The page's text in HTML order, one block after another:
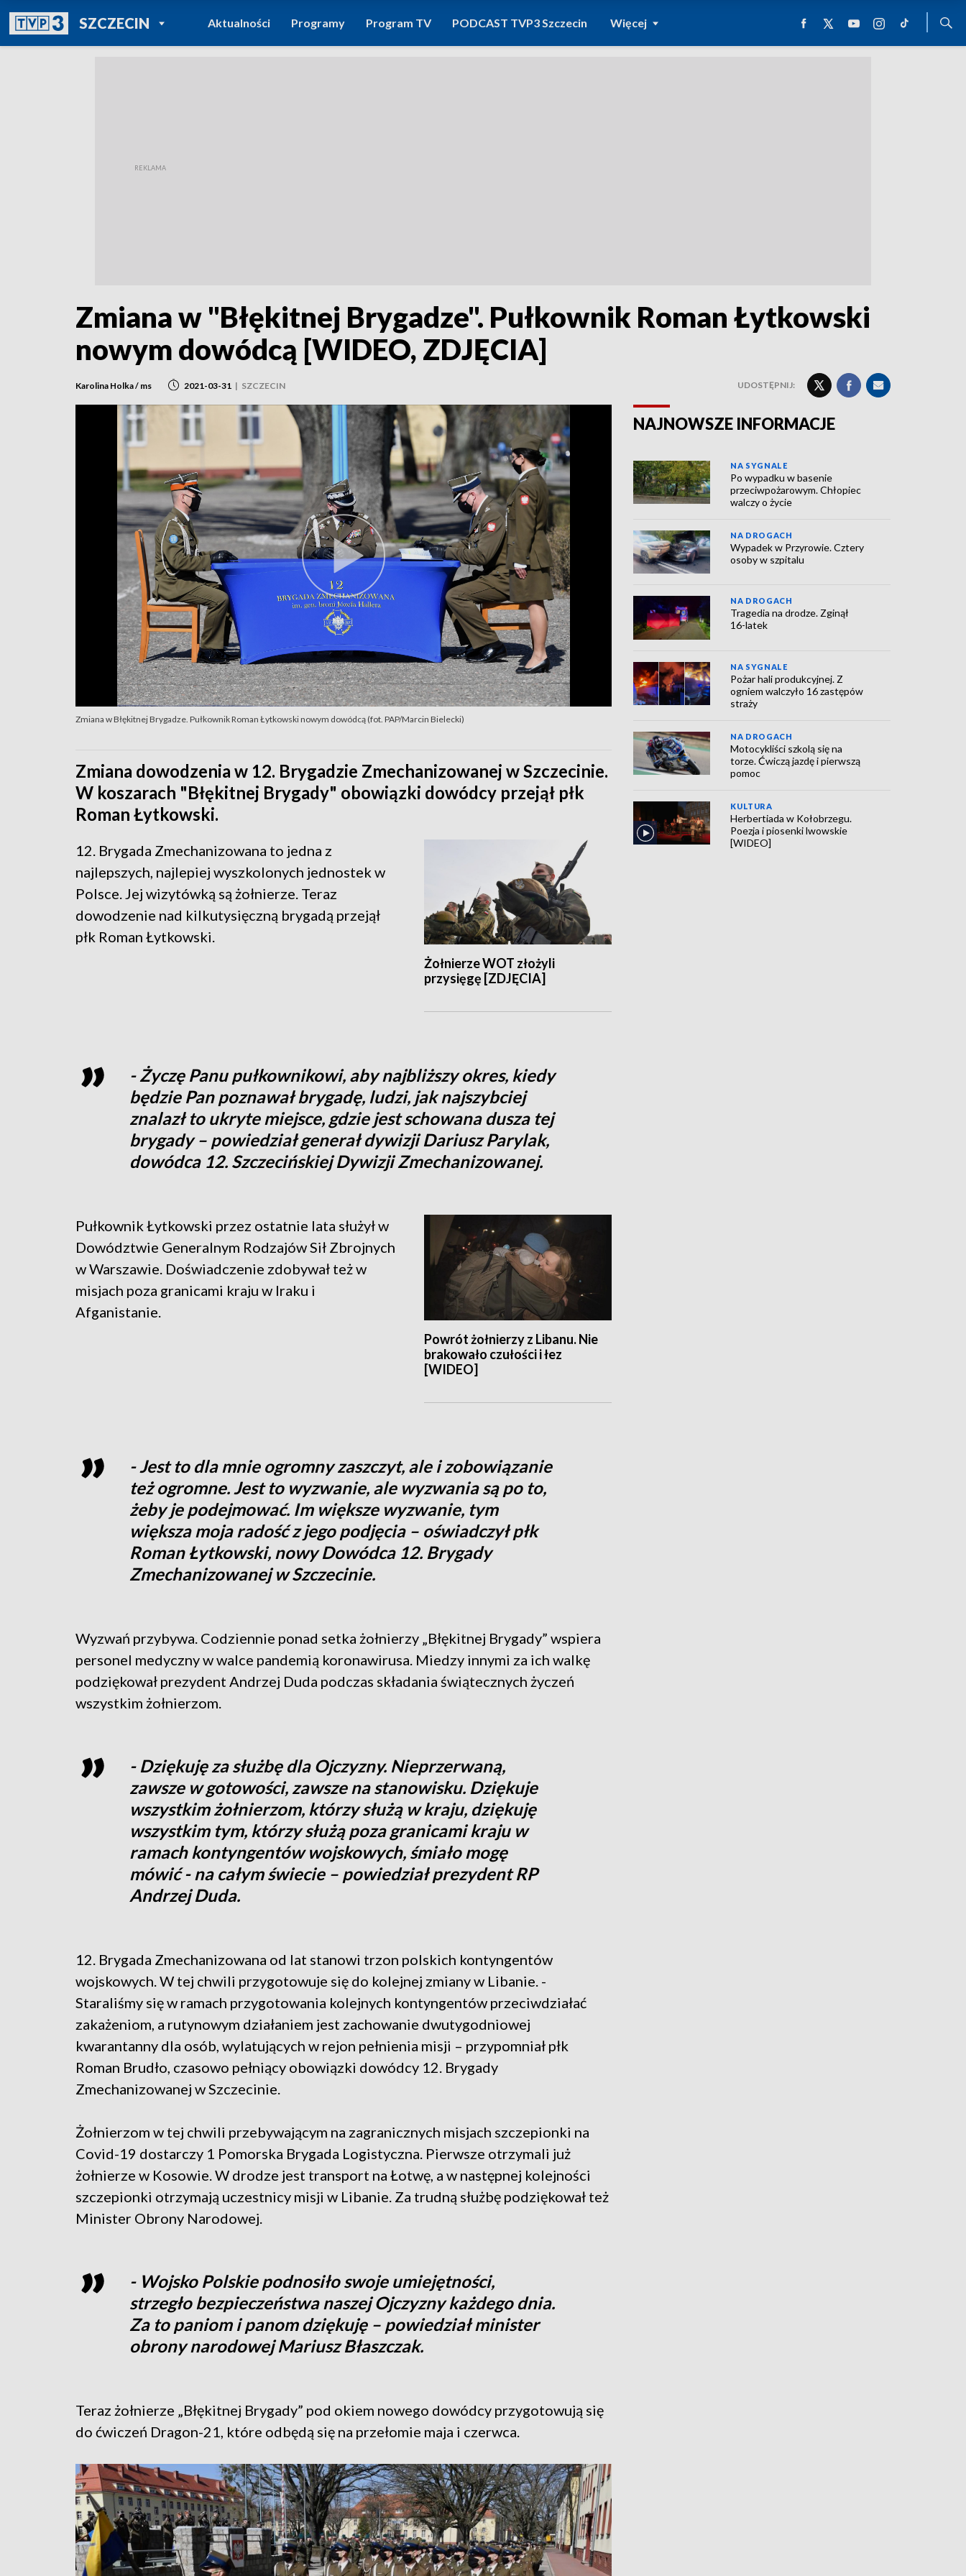
SZCZECINPOWRÓT DO
TVP REGIONY
Aktualności Programy Program TV PODCAST TVP3 Szczecin Więcej
Zmiana w "Błękitnej Brygadze". Pułkownik Roman Łytkowski
nowym dowódcą [WIDEO, ZDJĘCIA]
Karolina Holka / ms 2021-03-31 | SZCZECIN UDOSTĘPNIJ:
Zmiana w Błękitnej Brygadze. Pułkownik Roman Łytkowski nowym dowódcą (fot. PAP/Marcin Bielecki)
Zmiana dowodzenia w 12. Brygadzie Zmechanizowanej w Szczecinie.
W koszarach "Błękitnej Brygady" obowiązki dowódcy przejął płk
Roman Łytkowski.
Żołnierze WOT złożyli
przysięgę [ZDJĘCIA]
12. Brygada Zmechanizowana to jedna z
najlepszych, najlepiej wyszkolonych jednostek w
Polsce. Jej wizytówką są żołnierze. Teraz
dowodzenie nad kilkutysięczną brygadą przejął
płk Roman Łytkowski.
- Życzę Panu pułkownikowi, aby najbliższy okres, kiedy
będzie Pan poznawał brygadę, ludzi, jak najszybciej
znalazł to ukryte miejsce, gdzie jest schowana dusza tej
brygady – powiedział generał dywizji Dariusz Parylak,
dowódca 12. Szczecińskiej Dywizji Zmechanizowanej.
Powrót żołnierzy z Libanu. Nie
brakowało czułości i łez
[WIDEO]
Pułkownik Łytkowski przez ostatnie lata służył w
Dowództwie Generalnym Rodzajów Sił Zbrojnych
w Warszawie. Doświadczenie zdobywał też w
misjach poza granicami kraju w Iraku i
Afganistanie.
- Jest to dla mnie ogromny zaszczyt, ale i zobowiązanie
też ogromne. Jest to wyzwanie, ale wyzwania są po to,
żeby je podejmować. Im większe wyzwanie, tym
większa moja radość z jego podjęcia – oświadczył płk
Roman Łytkowski, nowy Dowódca 12. Brygady
Zmechanizowanej w Szczecinie.
Wyzwań przybywa. Codziennie ponad setka żołnierzy „Błękitnej Brygady” wspiera
personel medyczny w walce pandemią koronawirusa. Miedzy innymi za ich walkę
podziękował prezydent Andrzej Duda podczas składania świątecznych życzeń
wszystkim żołnierzom.
- Dziękuję za służbę dla Ojczyzny. Nieprzerwaną,
zawsze w gotowości, zawsze na stanowisku. Dziękuje
wszystkim żołnierzom, którzy służą w kraju, dziękuję
wszystkim tym, którzy służą poza granicami kraju w
ramach kontyngentów wojskowych, śmiało mogę
mówić - na całym świecie – powiedział prezydent RP
Andrzej Duda.
12. Brygada Zmechanizowana od lat stanowi trzon polskich kontyngentów
wojskowych. W tej chwili przygotowuje się do kolejnej zmiany w Libanie. -
Staraliśmy się w ramach przygotowania kolejnych kontyngentów przeciwdziałać
zakażeniom, a rutynowym działaniem jest zachowanie dwutygodniowej
kwarantanny dla osób, wylatujących w rejon pełnienia misji – przypomniał płk
Roman Brudło, czasowo pełniący obowiązki dowódcy 12. Brygady
Zmechanizowanej w Szczecinie.
Żołnierzom w tej chwili przebywającym na zagranicznych misjach szczepionki na
Covid-19 dostarczy 1 Pomorska Brygada Logistyczna. Pierwsze otrzymali już
żołnierze w Kosowie. W drodze jest transport na Łotwę, a w następnej kolejności
szczepionki otrzymają uczestnicy misji w Libanie. Za trudną służbę podziękował też
Minister Obrony Narodowej.
- Wojsko Polskie podnosiło swoje umiejętności,
strzegło bezpieczeństwa naszej Ojczyzny każdego dnia.
Za to paniom i panom dziękuję – powiedział minister
obrony narodowej Mariusz Błaszczak.
Teraz żołnierze „Błękitnej Brygady” pod okiem nowego dowódcy przygotowują się
do ćwiczeń Dragon-21, które odbędą się na przełomie maja i czerwca.
NAJNOWSZE INFORMACJE
NA SYGNALE
Po wypadku w basenie
przeciwpożarowym. Chłopiec
walczy o życie
NA DROGACH
Wypadek w Przyrowie. Cztery
osoby w szpitalu
NA DROGACH
Tragedia na drodze. Zginął
16-latek
NA SYGNALE
Pożar hali produkcyjnej. Z
ogniem walczyło 16 zastępów
straży
NA DROGACH
Motocykliści szkolą się na
torze. Ćwiczą jazdę i pierwszą
pomoc
KULTURA
Herbertiada w Kołobrzegu.
Poezja i piosenki lwowskie
[WIDEO]